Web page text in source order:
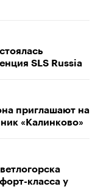
SLS Russia
приглашают на
«Калинково»
класса у